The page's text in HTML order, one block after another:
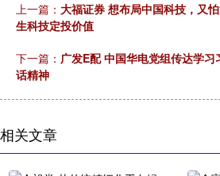
上一篇： 大福证券 想布局中国科技，又
生科技定投价值
下一篇： 广发E配 中国华电党组传达学
话精神
相关文章